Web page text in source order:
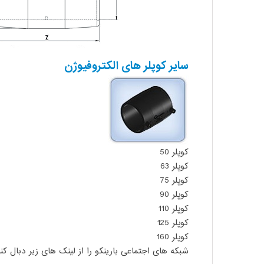
سایر کوپلر های الکتروفیوژن
کوپلر 50
کوپلر 63
کوپلر 75
کوپلر 90
کوپلر 110
کوپلر 125
کوپلر 160
شبکه های اجتماعی بارینکو را از لینک های زیر دبال